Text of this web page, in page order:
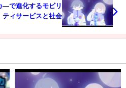
―で進化するモビリ
ティサービスと社会